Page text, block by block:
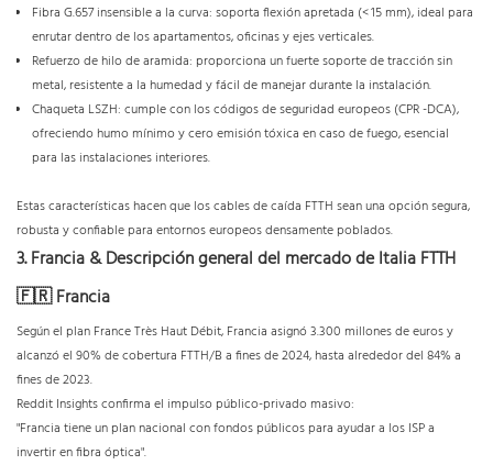
Fibra G.657 insensible a la curva: soporta flexión apretada (< 15 mm), ideal para
enrutar dentro de los apartamentos, oficinas y ejes verticales.
Refuerzo de hilo de aramida: proporciona un fuerte soporte de tracción sin
metal, resistente a la humedad y fácil de manejar durante la instalación.
Chaqueta LSZH: cumple con los códigos de seguridad europeos (CPR -DCA),
ofreciendo humo mínimo y cero emisión tóxica en caso de fuego, esencial
para las instalaciones interiores.
Estas características hacen que los cables de caída FTTH sean una opción segura,
robusta y confiable para entornos europeos densamente poblados.
3. Francia & Descripción general del mercado de Italia FTTH
🇫🇷 Francia
Según el plan France Très Haut Débit, Francia asignó 3.300 millones de euros y
alcanzó el 90% de cobertura FTTH/B a fines de 2024, hasta alrededor del 84% a
fines de 2023.
Reddit Insights confirma el impulso público-privado masivo:
"Francia tiene un plan nacional con fondos públicos para ayudar a los ISP a
invertir en fibra óptica".